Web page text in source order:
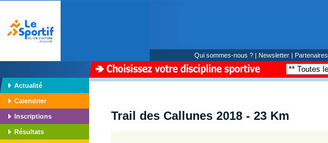
Qui sommes-nous ? | Newsletter | Partenaires
Actualité
Calendrier
Inscriptions
Résultats
Trail des Callunes 2018 - 23 Km